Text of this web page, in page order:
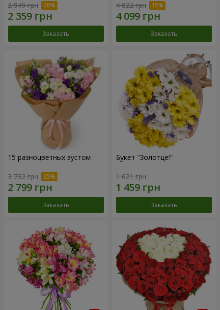
2 949 грн
Заказать
4 822 грн
Заказать
15 разноцветных эустом
3 732 грн
Заказать
Букет "Золотце!"
1 621 грн
Заказать